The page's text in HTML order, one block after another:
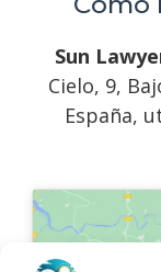
Sun
Cielo, 9,
España,